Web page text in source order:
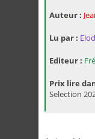
Auteur :
Lu par :
Editeur :
Prix lire
Selection